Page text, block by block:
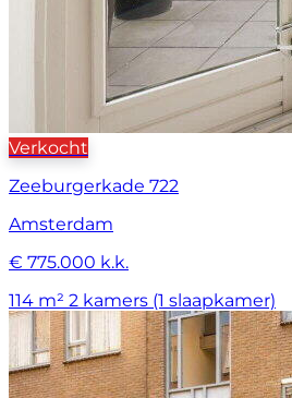
Verkocht
Zeeburgerkade 722
Amsterdam
€ 775.000 k.k.
114 m² 2 kamers (1 slaapkamer)